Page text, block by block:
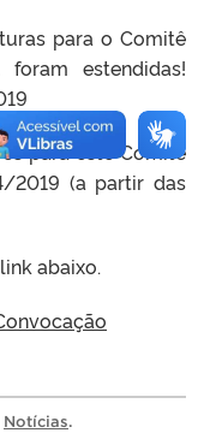
para o Comitê
estendidas!
para este Comitê
2019 (a partir das
abaixo.
Notícias.